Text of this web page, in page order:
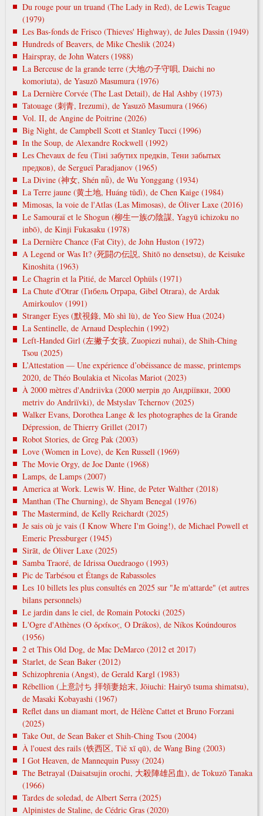
Du rouge pour un truand (The Lady in Red), de Lewis Teague
(1979)
Les Bas-fonds de Frisco (Thieves' Highway), de Jules Dassin (1949)
Hundreds of Beavers, de Mike Cheslik (2024)
Hairspray, de John Waters (1988)
La Berceuse de la grande terre (大地の子守唄, Daichi no
komoriuta), de Yasuzō Masumura (1976)
La Dernière Corvée (The Last Detail), de Hal Ashby (1973)
Tatouage (刺青, Irezumi), de Yasuzō Masumura (1966)
Vol. II, de Angine de Poitrine (2026)
Big Night, de Campbell Scott et Stanley Tucci (1996)
In the Soup, de Alexandre Rockwell (1992)
Les Chevaux de feu (Тіні забутих предків, Тени забытых
предков), de Sergueï Paradjanov (1965)
La Divine (神女, Shén nǚ), de Wu Yonggang (1934)
La Terre jaune (黄土地, Huáng tǔdì), de Chen Kaige (1984)
Mimosas, la voie de l'Atlas (Las Mimosas), de Óliver Laxe (2016)
Le Samouraï et le Shogun (柳生一族の陰謀, Yagyū ichizoku no
inbō), de Kinji Fukasaku (1978)
La Dernière Chance (Fat City), de John Huston (1972)
A Legend or Was It? (死闘の伝説, Shitō no densetsu), de Keisuke
Kinoshita (1963)
Le Chagrin et la Pitié, de Marcel Ophüls (1971)
La Chute d'Otrar (Гибель Отрара, Gibel Otrara), de Ardak
Amirkoulov (1991)
Stranger Eyes (默視錄, Mò shì lù), de Yeo Siew Hua (2024)
La Sentinelle, de Arnaud Desplechin (1992)
Left-Handed Girl (左撇子女孩, Zuopiezi nuhai), de Shih-Ching
Tsou (2025)
L’Attestation — Une expérience d’obéissance de masse, printemps
2020, de Théo Boulakia et Nicolas Mariot (2023)
À 2000 mètres d'Andriivka (2000 метрів до Андріївки, 2000
metrіv do Andrіїvki), de Mstyslav Tchernov (2025)
Walker Evans, Dorothea Lange & les photographes de la Grande
Dépression, de Thierry Grillet (2017)
Robot Stories, de Greg Pak (2003)
Love (Women in Love), de Ken Russell (1969)
The Movie Orgy, de Joe Dante (1968)
Lamps, de Lamps (2007)
America at Work. Lewis W. Hine, de Peter Walther (2018)
Manthan (The Churning), de Shyam Benegal (1976)
The Mastermind, de Kelly Reichardt (2025)
Je sais où je vais (I Know Where I'm Going!), de Michael Powell et
Emeric Pressburger (1945)
Sirāt, de Óliver Laxe (2025)
Samba Traoré, de Idrissa Ouedraogo (1993)
Pic de Tarbésou et Étangs de Rabassoles
Les 10 billets les plus consultés en 2025 sur "Je m'attarde" (et autres
bilans personnels)
Le jardin dans le ciel, de Romain Potocki (2025)
L'Ogre d'Athènes (Ο δράκος, O Drákos), de Níkos Koúndouros
(1956)
2 et This Old Dog, de Mac DeMarco (2012 et 2017)
Starlet, de Sean Baker (2012)
Schizophrenia (Angst), de Gerald Kargl (1983)
Rébellion (上意討ち 拝領妻始末, Jōiuchi: Hairyō tsuma shimatsu),
de Masaki Kobayashi (1967)
Reflet dans un diamant mort, de Hélène Cattet et Bruno Forzani
(2025)
Take Out, de Sean Baker et Shih-Ching Tsou (2004)
À l'ouest des rails (铁西区, Tiě xī qū), de Wang Bing (2003)
I Got Heaven, de Mannequin Pussy (2024)
The Betrayal (Daisatsujin orochi, 大殺陣雄呂血), de Tokuzō Tanaka
(1966)
Tardes de soledad, de Albert Serra (2025)
Alpinistes de Staline, de Cédric Gras (2020)